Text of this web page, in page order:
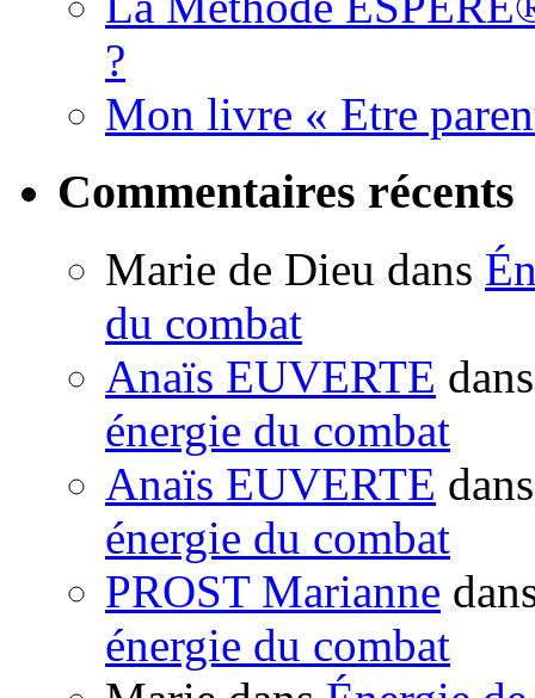
?
Mon livre « Etre
Commentaires récents
Marie de Dieu dans
du combat
Anaïs EUVERTE
énergie du combat
Anaïs EUVERTE
énergie du combat
PROST Marianne
énergie du combat